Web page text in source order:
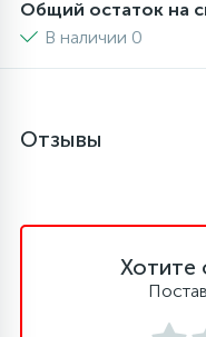
Сливные
Смазки
Суппорты
Общий остаток на
В наличии 0
Отзывы
Хотите